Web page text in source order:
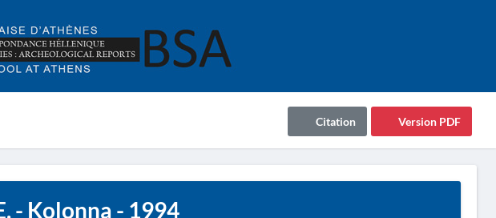
Version PDF
Citation
- Kolonna - 1994